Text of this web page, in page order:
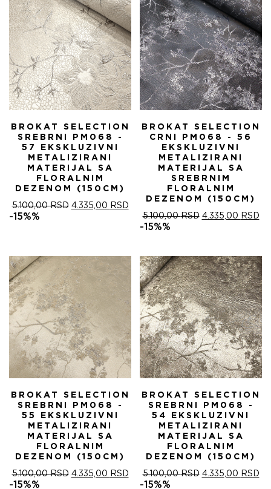
BROKAT SELECTION
SREBRNI PM068 -
57 EKSKLUZIVNI
METALIZIRANI
MATERIJAL SA
FLORALNIM
DEZENOM (150CM)
5.100,00RSD ОРИГИНАЛНА
4.335,00 RSDТРЕНУТНА
ЦЕНА
-15%%
BROKAT SELECTION
CRNI PM068 - 56
EKSKLUZIVNI
METALIZIRANI
MATERIJAL SA
SREBRNIM
FLORALNIM
DEZENOM (150CM)
5.100,00RSD ОРИГИНАЛНА
5.100,00 RSD.
4.335,00 RSD
-15%%
BROKAT SELECTION
SREBRNI PM068 -
55 EKSKLUZIVNI
METALIZIRANI
MATERIJAL SA
FLORALNIM
DEZENOM (150CM)
5.100,00RSD ОРИГИНАЛНА
4.335,00 RSDТРЕНУТНА
ЦЕНА
-15%%
BROKAT SELECTION
SREBRNI PM068 -
54 EKSKLUZIVNI
METALIZIRANI
MATERIJAL SA
FLORALNIM
DEZENOM (150CM)
5.100,00RSD ОРИГИНАЛНА
4.335,00 RSD
-15%%